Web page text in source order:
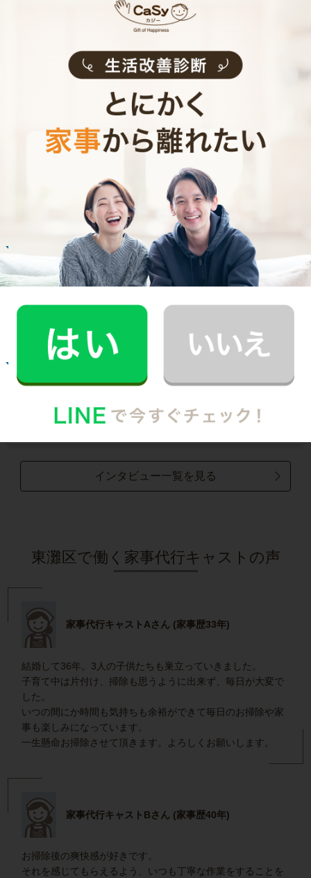
やかなサービスで、健やかな生活をサポートし
お掃除代行のサービス内容
お掃除代行のサービス料金
ご利用者インタビュー
Customer Interview
M.T.さん
30代 共働き 子育て中
まるで実家の母親が家事を手伝いにきてくれた
お掃除
30代 共働き 育児休暇中
いたんです！
インタビュー一覧を見る
東灘区で働く家事代行キャストの声
家事代行キャストAさん (家事歴33年)
結婚して36年。3人の子供たちも巣立っていきました。
子育て中は片付け、掃除も思うように出来ず、毎日が大変で
した。
いつの間にか時間も気持ちも余裕ができて毎日のお掃除や家
事も楽しみになっています。
一生懸命お掃除させて頂きます。よろしくお願いします。
家事代行キャストBさん (家事歴40年)
お掃除後の爽快感が好きです。
それを感じてもらえるよう、いつも丁寧な作業をすることを